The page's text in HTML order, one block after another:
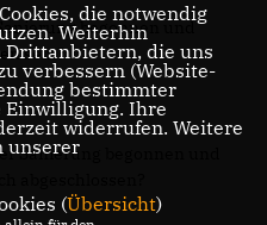
begonnen und
sein?
Sanierung begonnen und
abgeschlossen?
die notwendig
Weiterhin
Drittanbietern, die uns
verbessern (Website-
bestimmter
Einwilligung. Ihre
widerrufen. Weitere
unserer
(Übersicht)